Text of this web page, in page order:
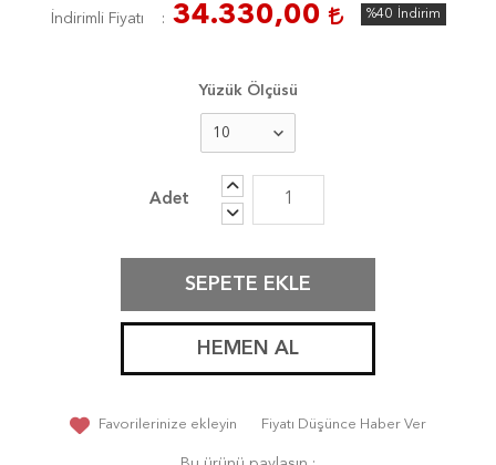
İndirimli Fiyatı 34.330,00 %40 İndirim
Yüzük Ölçüsü
SEPETE EKLE
HEMEN AL
Favorilerinize ekleyin Fiyatı Düşünce Haber Ver